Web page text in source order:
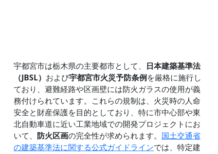
宇都宮市は栃木県の主要都市として、 日本建築基準法
（JBSL） および宇都宮市火災予防条例を厳格に施行し
ており、避難経路や区画壁には防火ガラスの使用が義
務付けられています。これらの規制は、火災時の人命
安全と財産保護を目的としており、特に市中心部や東
北自動車道に近い工業地域での開発プロジェクトにお
いて、 防火区画の完全性が求められます。 国土交通省
の建築基準法に関する公式ガイドラインでは、特定建